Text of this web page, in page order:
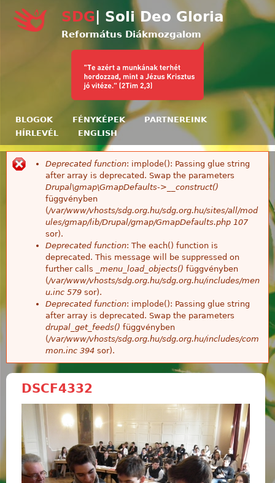
Ugrás a tartalomra
SDG | Soli Deo Gloria
Református Diákmozgalom
BLOGOK FÉNYKÉPEK
PARTNEREINK
HÍRLEVÉL
ENGLISH
Hibaüzenet
Deprecated function: implode(): Passing glue string
after array is deprecated. Swap the parameters
Drupal\gmap\GmapDefaults->__construct()
függvényben
(/var/www/vhosts/sdg.org.hu/sdg.org.hu/sites/all/mod
ules/gmap/lib/Drupal/gmap/GmapDefaults.php 107
sor).
Deprecated function: The each() function is
deprecated. This message will be suppressed on
further calls
_menu_load_objects() függvényben
(/var/www/vhosts/sdg.org.hu/sdg.org.hu/includes/men
u.inc 579 sor).
Deprecated function: implode(): Passing glue string
after array is deprecated. Swap the parameters
drupal_get_feeds() függvényben
(/var/www/vhosts/sdg.org.hu/sdg.org.hu/includes/com
mon.inc 394 sor).
DSCF4332